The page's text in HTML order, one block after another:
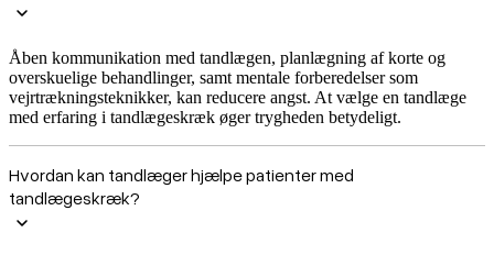
Åben kommunikation med tandlægen, planlægning af korte og
overskuelige behandlinger, samt mentale forberedelser som
vejrtrækningsteknikker, kan reducere angst. At vælge en tandlæge
med erfaring i tandlægeskræk øger trygheden betydeligt.
Hvordan kan tandlæger hjælpe patienter med
tandlægeskræk?